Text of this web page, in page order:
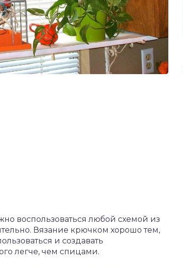
воспользоваться любой схемой из
Вязание крючком хорошо тем,
и создавать
легче, чем спицами.